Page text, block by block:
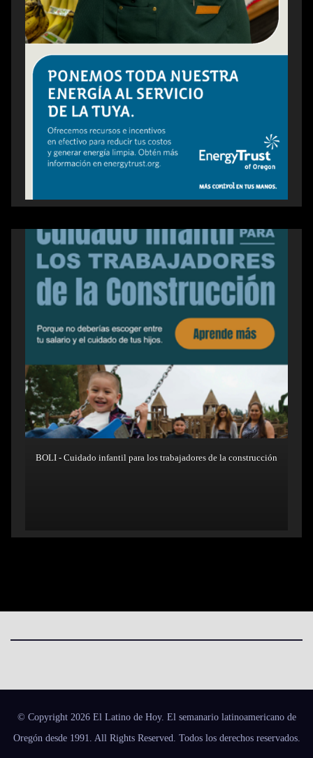
BOLI - Cuidado infantil para los trabajadores de la construcción
© Copyright 2026 El Latino de Hoy. El semanario latinoamericano de
Oregón desde 1991. All Rights Reserved. Todos los derechos reservados.